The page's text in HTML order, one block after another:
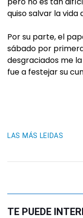
quiso salvar la vida
Por su parte, el
sábado por
desgraciados me
fue a festejar su
LAS MÁS LEIDAS
TE PUEDE